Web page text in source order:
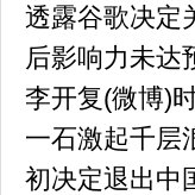
透露谷歌决定
后影响力未达
李开复(微博)
一石激起千层
初决定退出中